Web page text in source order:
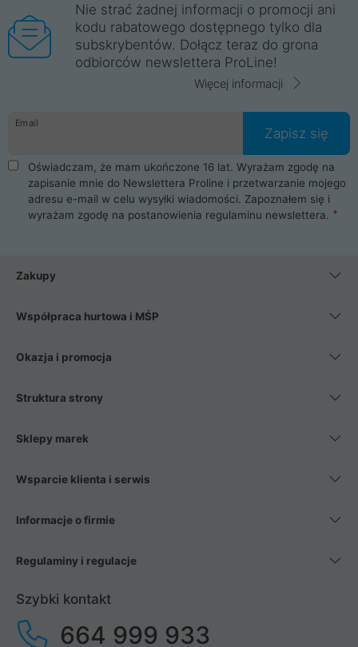
Nie strać żadnej informacji o promocji ani
kodu rabatowego dostępnego tylko dla
subskrybentów. Dołącz teraz do grona
odbiorców newslettera ProLine!
Więcej informacji
Email
Zapisz się
Oświadczam, że mam ukończone 16 lat. Wyrażam zgodę na
zapisanie mnie do Newslettera Proline i przetwarzanie mojego
adresu e-mail w celu wysyłki wiadomości. Zapoznałem się i
wyrażam zgodę na postanowienia regulaminu newslettera.
Zakupy
Współpraca hurtowa i MŚP
Okazja i promocja
Struktura strony
Sklepy marek
Wsparcie klienta i serwis
Informacje o firmie
Regulaminy i regulacje
Szybki kontakt
664 999 933